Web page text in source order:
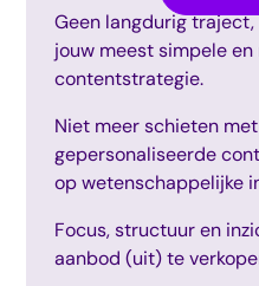
Geen langdurig
jouw meest simpele
contentstrategie.
Niet meer schieten
gepersonaliseerde
op wetenschappelijke
Focus, structuur en
aanbod (uit) te